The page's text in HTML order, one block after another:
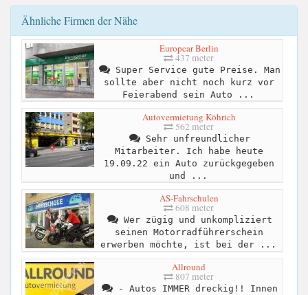
Ähnliche Firmen der Nähe
Europcar Berlin
437 meter
Super Service gute Preise. Man
sollte aber nicht noch kurz vor
Feierabend sein Auto ...
Autovermietung Köhrich
562 meter
Sehr unfreundlicher
Mitarbeiter. Ich habe heute
19.09.22 ein Auto zurückgegeben
und ...
AS-Fahrschulen
608 meter
Wer zügig und unkompliziert
seinen Motorradführerschein
erwerben möchte, ist bei der ...
Allround
807 meter
- Autos IMMER dreckig!! Innen